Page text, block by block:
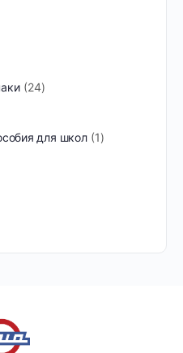
24
для школ 1